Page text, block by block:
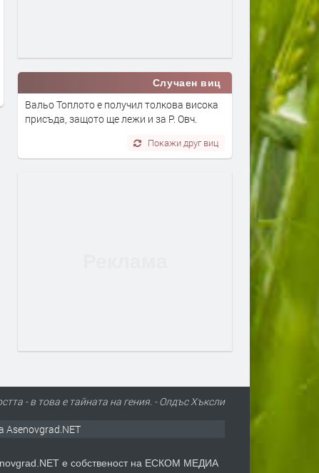
преди 1 ден
Сеута след трагедията:
виновен – Испания,
трафикантите?
преди 1 ден
Случаен виц
Вальо Топлото е получил толкова висока
присъда, защото ще лежи и за Р. Овч.
Покажи друг виц
- в това е тайната на гения. - Олдъс Хъксли
Asenovgrad.NET
е собственост на ЕСКОМ МЕДИА